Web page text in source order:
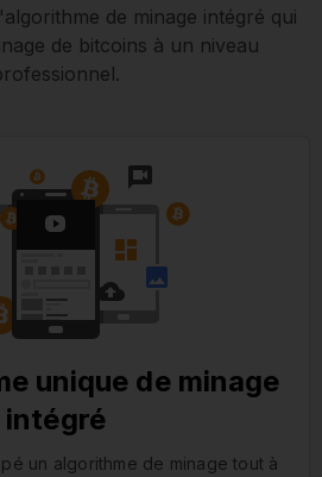
de minage intégré qui
de bitcoins à un niveau
unique de minage
intégré
un algorithme de minage tout à